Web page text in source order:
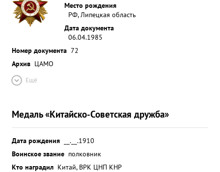
Место рождения
РФ, Липецкая область
Дата документа
06.04.1985
Номер документа 72
Архив ЦАМО
Ещё
Медаль «Китайско-Советская дружба»
Дата рождения
__.__.1910
Воинское звание полковник
Кто наградил Китай, ВРК ЦНП КНР